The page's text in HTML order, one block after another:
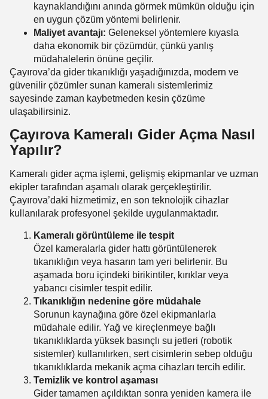
kaynaklandığını anında görmek mümkün olduğu için
en uygun çözüm yöntemi belirlenir.
Maliyet avantajı: Geleneksel yöntemlere kıyasla
daha ekonomik bir çözümdür, çünkü yanlış
müdahalelerin önüne geçilir.
Çayırova’da gider tıkanıklığı yaşadığınızda, modern ve
güvenilir çözümler sunan kameralı sistemlerimiz
sayesinde zaman kaybetmeden kesin çözüme
ulaşabilirsiniz.
Çayırova Kameralı Gider Açma Nasıl
Yapılır?
Kameralı gider açma işlemi, gelişmiş ekipmanlar ve uzman
ekipler tarafından aşamalı olarak gerçekleştirilir.
Çayırova’daki hizmetimiz, en son teknolojik cihazlar
kullanılarak profesyonel şekilde uygulanmaktadır.
Kameralı görüntüleme ile tespit
Özel kameralarla gider hattı görüntülenerek
tıkanıklığın veya hasarın tam yeri belirlenir. Bu
aşamada boru içindeki birikintiler, kırıklar veya
yabancı cisimler tespit edilir.
Tıkanıklığın nedenine göre müdahale
Sorunun kaynağına göre özel ekipmanlarla
müdahale edilir. Yağ ve kireçlenmeye bağlı
tıkanıklıklarda yüksek basınçlı su jetleri (robotik
sistemler) kullanılırken, sert cisimlerin sebep olduğu
tıkanıklıklarda mekanik açma cihazları tercih edilir.
Temizlik ve kontrol aşaması
Gider tamamen açıldıktan sonra yeniden kamera ile